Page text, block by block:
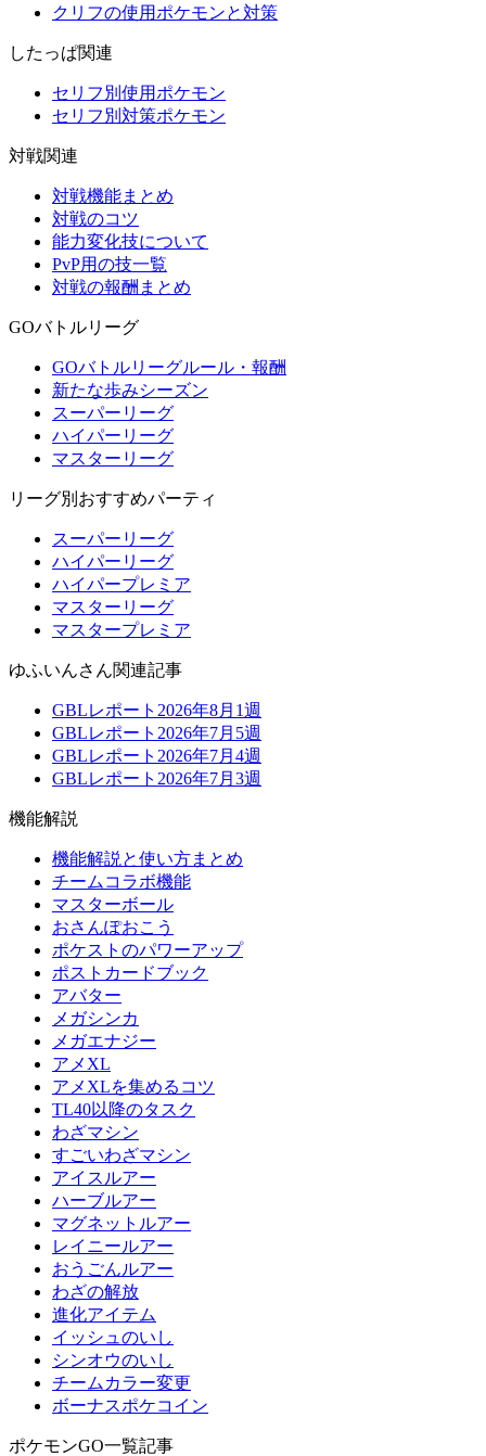
クリフの使用ポケモンと対策
したっぱ関連
セリフ別使用ポケモン
セリフ別対策ポケモン
対戦関連
対戦機能まとめ
対戦のコツ
能力変化技について
PvP用の技一覧
対戦の報酬まとめ
GOバトルリーグ
GOバトルリーグルール・報酬
新たな歩みシーズン
スーパーリーグ
ハイパーリーグ
マスターリーグ
リーグ別おすすめパーティ
スーパーリーグ
ハイパーリーグ
ハイパープレミア
マスターリーグ
マスタープレミア
ゆふいんさん関連記事
GBLレポート2026年8月1週
GBLレポート2026年7月5週
GBLレポート2026年7月4週
GBLレポート2026年7月3週
機能解説
機能解説と使い方まとめ
チームコラボ機能
マスターボール
おさんぽおこう
ポケストのパワーアップ
ポストカードブック
アバター
メガシンカ
メガエナジー
アメXL
アメXLを集めるコツ
TL40以降のタスク
わざマシン
すごいわざマシン
アイスルアー
ハーブルアー
マグネットルアー
レイニールアー
おうごんルアー
わざの解放
進化アイテム
イッシュのいし
シンオウのいし
チームカラー変更
ボーナスポケコイン
ポケモンGO一覧記事